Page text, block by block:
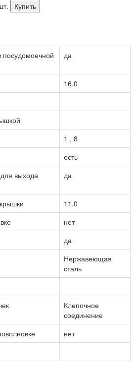
Купить
посудомоечной
да
16.0
1 , 8
есть
выхода
да
11.0
нет
да
Нержавеющая
сталь
Клепочное
соединение
нет